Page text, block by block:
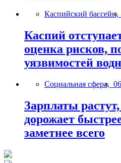
Каспийский бассейн,
Каспий
оценка рисков,
уязвимостей
Социальная сфера,
Зарплаты
дорожает
заметнее всего